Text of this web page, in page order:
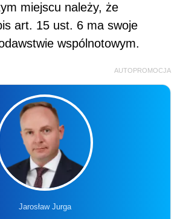
miejscu należy, że
art. 15 ust. 6 ma swoje
wspólnotowym.
AUTOPROMOCJA
Jarosław Jurga